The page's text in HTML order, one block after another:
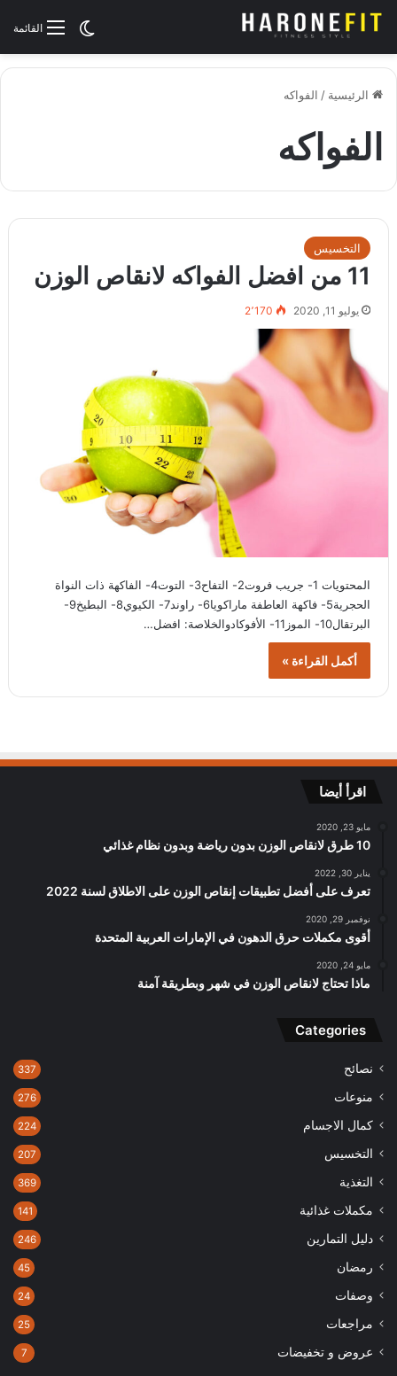
القائمةالوضع
الرئيسية / الفواكه
الفواكه
التخسيس
11 من افضل الفواكه لانقاص الوزن
يوليو 11, 2020 2٬170
المحتويات 1- جريب فروت2- التفاح3- التوت4- الفاكهة ذات النواة
الحجرية5- فاكهة العاطفة ماراكويا6- راوند7- الكيوي8- البطيخ9-
البرتقال10- الموز11- الأفوكادوالخلاصة: افضل…
أكمل القراءة »
اقرأ أيضا
مايو 23, 2020
10 طرق لانقاص الوزن بدون رياضة وبدون نظام غذائي
يناير 30, 2022
تعرف على أفضل تطبيقات إنقاص الوزن على الاطلاق لسنة 2022
نوفمبر 29, 2020
أقوى مكملات حرق الدهون في الإمارات العربية المتحدة
مايو 24, 2020
ماذا تحتاج لانقاص الوزن في شهر وبطريقة آمنة
Categories
نصائح 337
منوعات 276
كمال الاجسام 224
التخسيس 207
التغذية 369
مكملات غذائية 141
دليل التمارين 246
رمضان 45
وصفات 24
مراجعات 25
عروض و تخفيضات 7